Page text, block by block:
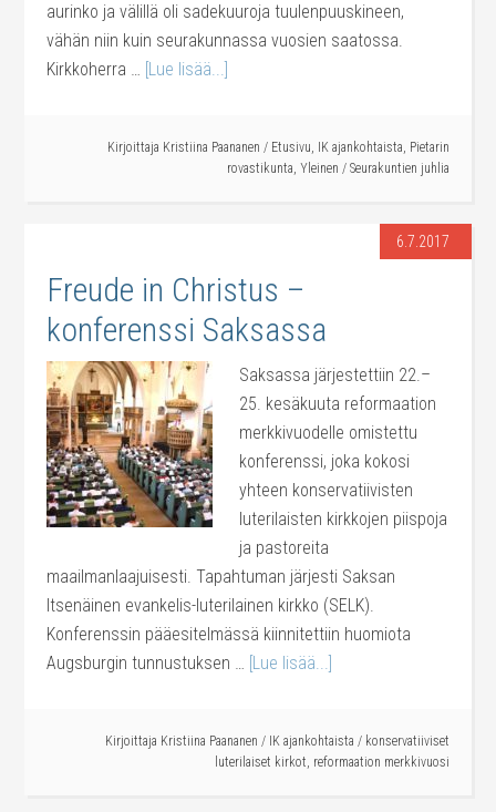
aurinko ja välillä oli sadekuuroja tuulenpuuskineen,
vähän niin kuin seurakunnassa vuosien saatossa.
Kirkkoherra … [Lue lisää...]
Kirjoittaja Kristiina Paananen / Etusivu, IK ajankohtaista, Pietarin
rovastikunta, Yleinen / Seurakuntien juhlia
6.7.2017
Freude in Christus –
konferenssi Saksassa
Saksassa järjestettiin 22.–
25. kesäkuuta reformaation
merkkivuodelle omistettu
konferenssi, joka kokosi
yhteen konservatiivisten
luterilaisten kirkkojen piispoja
ja pastoreita
maailmanlaajuisesti. Tapahtuman järjesti Saksan
Itsenäinen evankelis-luterilainen kirkko (SELK).
Konferenssin pääesitelmässä kiinnitettiin huomiota
Augsburgin tunnustuksen … [Lue lisää...]
Kirjoittaja Kristiina Paananen / IK ajankohtaista / konservatiiviset
luterilaiset kirkot, reformaation merkkivuosi